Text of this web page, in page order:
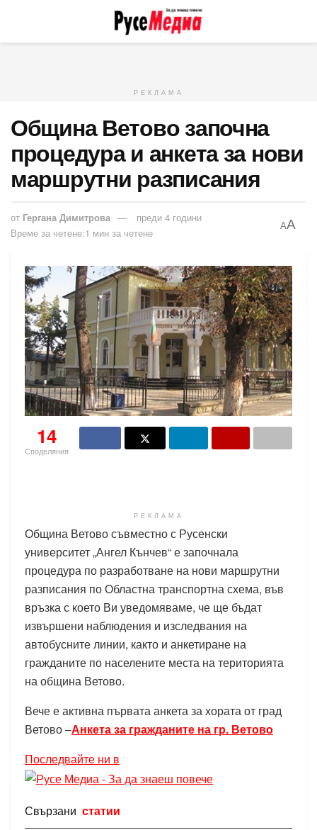
РЕКЛАМА
Община Ветово започна
процедура и анкета за нови
маршрутни разписания
от Гергана Димитрова
преди 4 години
Време за четене:1 мин за четене
AA
14
Споделяния
РЕКЛАМА
Община Ветово съвместно с Русенски
университет „Ангел Кънчев“ е започнала
процедура по разработване на нови маршрутни
разписания по Областна транспортна схема, във
връзка с което Ви уведомяваме, че ще бъдат
извършени наблюдения и изследвания на
автобусните линии, както и анкетиране на
гражданите по населените места на територията
на община Ветово.
Вече е активна първата анкета за хората от град
Ветово –Анкета за гражданите на гр. Ветово
Последвайте ни в
Свързани статии